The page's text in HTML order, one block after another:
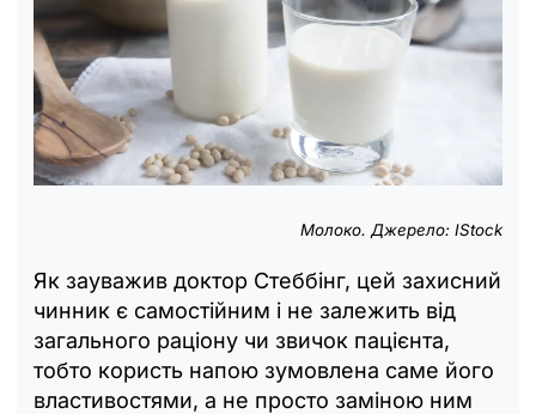
Молоко. Джерело: IStock
Як зауважив доктор Стеббінг, цей захисний
чинник є самостійним і не залежить від
загального раціону чи звичок пацієнта,
тобто користь напою зумовлена саме його
властивостями, а не просто заміною ним